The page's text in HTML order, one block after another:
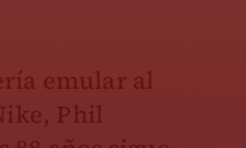
emular al
Phil